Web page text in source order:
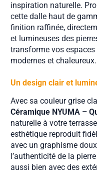
inspiration naturelle.
cette dalle haut de
finition raffinée,
et lumineuses des
transforme vos espaces
modernes et chaleureux.
Un design clair et
Avec sa couleur grise
Céramique NYUMA –
naturelle à votre
esthétique reproduit
avec un graphisme
l’authenticité de la
aussi bien avec des